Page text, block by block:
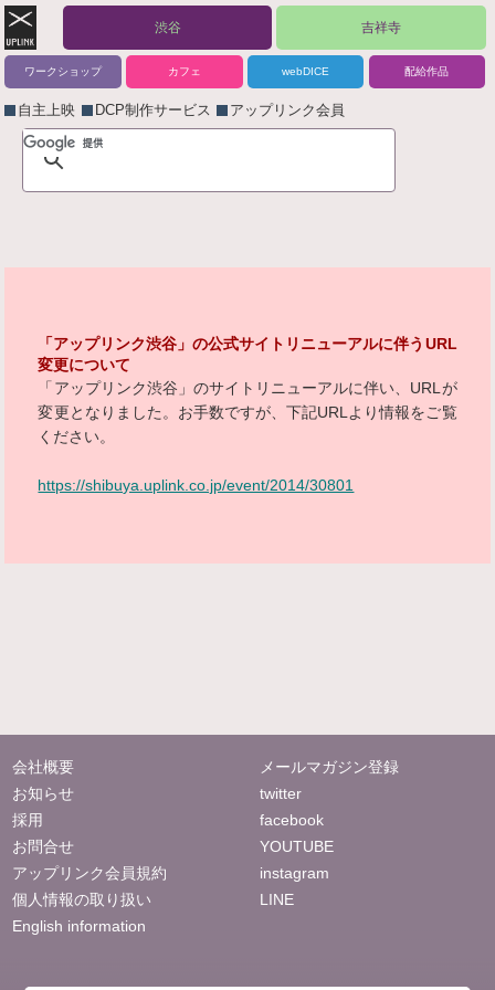
渋谷 吉祥寺
ワークショップ カフェ webDICE 配給作品
自主上映 DCP制作サービス アップリンク会員
「アップリンク渋谷」の公式サイトリニューアルに伴うURL
変更について
「アップリンク渋谷」のサイトリニューアルに伴い、URLが
変更となりました。お手数ですが、下記URLより情報をご覧
ください。
https://shibuya.uplink.co.jp/event/2014/30801
会社概要
お知らせ
採用
お問合せ
アップリンク会員規約
個人情報の取り扱い
English information
メールマガジン登録
twitter
facebook
YOUTUBE
instagram
LINE